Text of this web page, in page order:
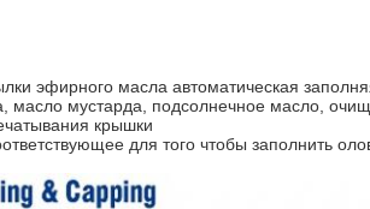
эфирного масла автоматическая
масло мустарда, подсолнечное масло,
крышки
для того чтобы заполнить